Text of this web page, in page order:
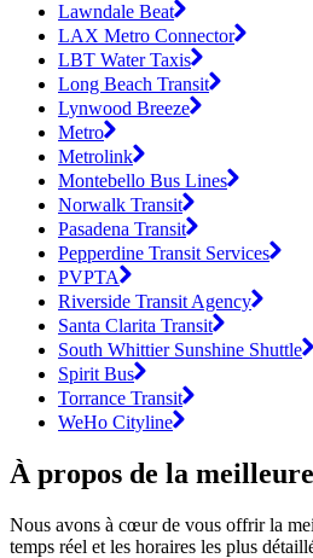
Lawndale Beat
LAX Metro Connector
LBT Water Taxis
Long Beach Transit
Lynwood Breeze
Metro
Metrolink
Montebello Bus Lines
Norwalk Transit
Pasadena Transit
Pepperdine Transit Services
PVPTA
Riverside Transit Agency
Santa Clarita Transit
South Whittier Sunshine Shuttle
Spirit Bus
Torrance Transit
WeHo Cityline
À propos de la
Nous avons à cœur de vous offrir la
temps réel et les horaires les plus